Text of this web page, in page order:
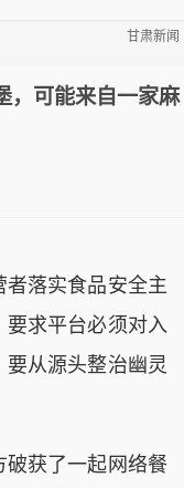
甘肃新闻
，可能来自一家麻
落实食品安全主
求平台必须对入
从源头整治幽灵
获了一起网络餐